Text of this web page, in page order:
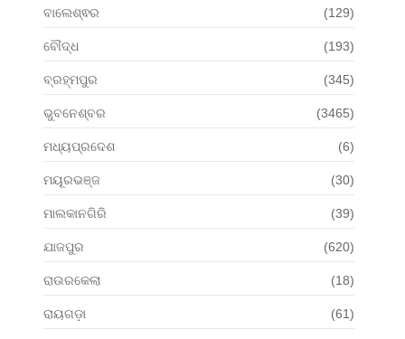
ବାଲେଶ୍ଵର (129)
ବୌଦ୍ଧ (193)
ବ୍ରହ୍ମପୁର (345)
ଭୁବନେଶ୍ବର (3465)
ମଧ୍ୟପ୍ରଦେଶ (6)
ମୟୂରଭଞ୍ଜ (30)
ମାଲକାନଗିରି (39)
ଯାଜପୁର (620)
ରାଉରକେଲା (18)
ରାୟଗଡ଼ା (61)